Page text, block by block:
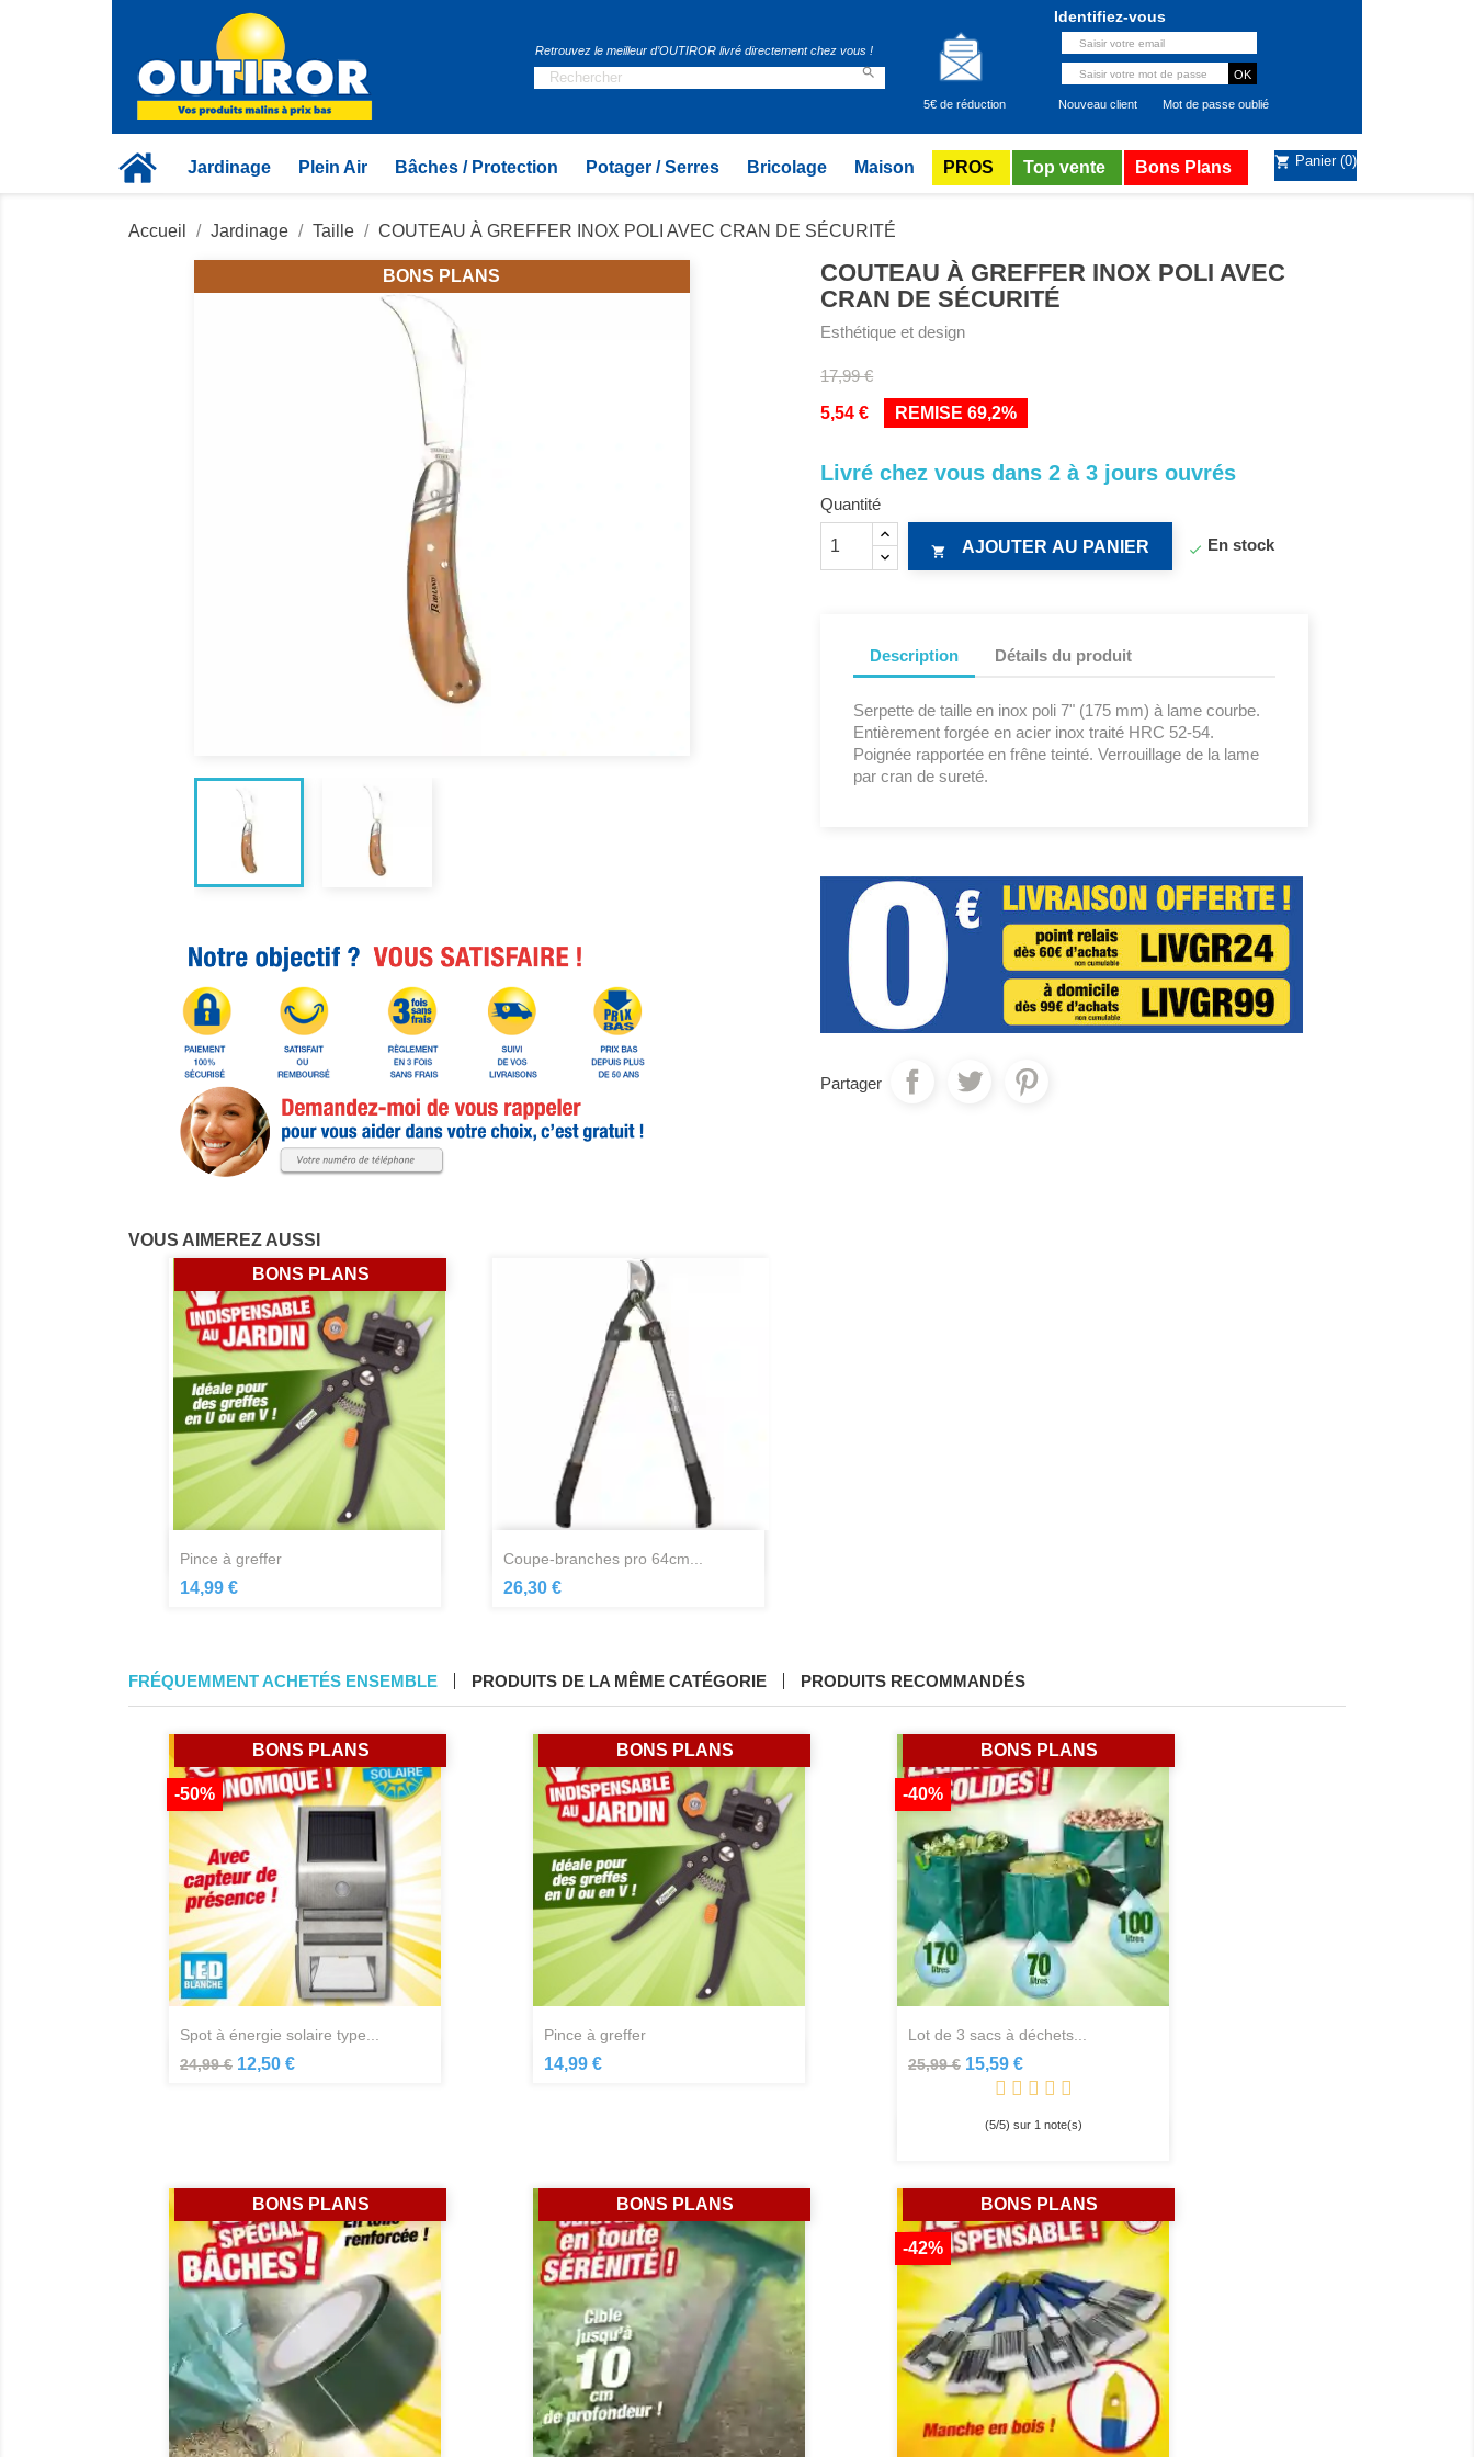
Retrouvez le meilleur d’OUTIROR livré directement chez vous !

5€ de réduction
Identifiez-vous
Nouveau client Mot de passe oublié
shopping_cart Panier (0)
Jardinage Plein Air Bâches / Protection Potager / Serres Bricolage Maison PROS Top vente Bons Plans
Accueil Jardinage Taille COUTEAU À GREFFER INOX POLI AVEC CRAN DE SÉCURITÉ
BONS PLANS
COUTEAU À GREFFER INOX POLI AVEC
CRAN DE SÉCURITÉ
Esthétique et design
17,99 €
5,54 €
REMISE 69,2%
Livré chez vous dans 2 à 3 jours ouvrés
Quantité
 AJOUTER AU PANIER  En stock
Description Détails du produit
Serpette de taille en inox poli 7" (175 mm) à lame courbe.
Entièrement forgée en acier inox traité HRC 52-54.
Poignée rapportée en frêne teinté. Verrouillage de la lame
par cran de sureté.
Partager
VOUS AIMEREZ AUSSI
pince à greffer
14,99 €
BONS PLANS
coupe-branches pro 64cm...
26,30 €
FRÉQUEMMENT ACHETÉS ENSEMBLE PRODUITS DE LA MÊME CATÉGORIE PRODUITS RECOMMANDÉS
spot à énergie solaire type...
24,99 €
-50%
12,50 €
BONS PLANS
 Aperçu rapide
pince à greffer
14,99 €
BONS PLANS
lot de 3 sacs à déchets...
25,99 €
-40%
15,59 €
(5/5) sur 1 note(s)
BONS PLANS
BONS PLANS BONS PLANS
-42%
BONS PLANS